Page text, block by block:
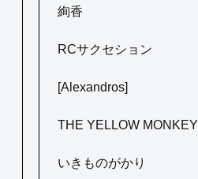
絢香
RCサクセション
[Alexandros]
THE YELLOW MONKEY
いきものがかり